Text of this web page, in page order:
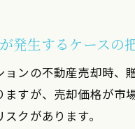
発生するケースの
ンの不動産売却時、
すが、売却価格が市
クがあります。